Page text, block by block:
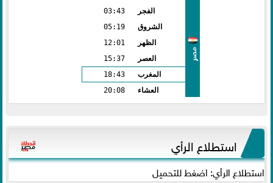
مصر
الفجر
03:43
الشروق
05:19
الظهر
12:01
العصر
15:37
المغرب
18:43
العشاء
20:08
استطلاع الرأي
استطلاع الرأي: اضغط للتحميل